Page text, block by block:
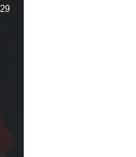
29